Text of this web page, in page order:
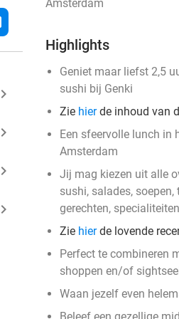
keyboard_arrow_right
keyboard_arrow_right
keyboard_arrow_right
keyboard_arrow_right
Amsterdam
Highlights
Geniet maar liefst 2,5
sushi bij Genki
Zie hierde inhoud van
Een sfeervolle lunch in
Amsterdam
Jij mag kiezen uit alle
sushi, salades, soepen,
gerechten,
Zie hierde lovende
Perfect te combineren
shoppen en/of
Waan jezelf even